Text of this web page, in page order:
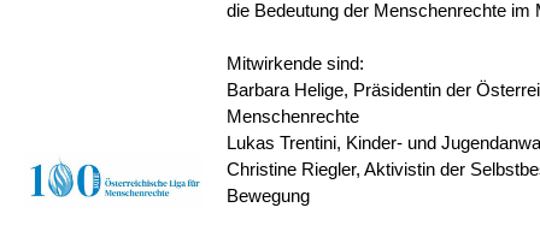
die Bedeutung der Menschenrechte im
Mitwirkende sind:
Barbara Helige, Präsidentin der
Menschenrechte
Lukas Trentini, Kinder- und
Christine Riegler, Aktivistin der
Bewegung